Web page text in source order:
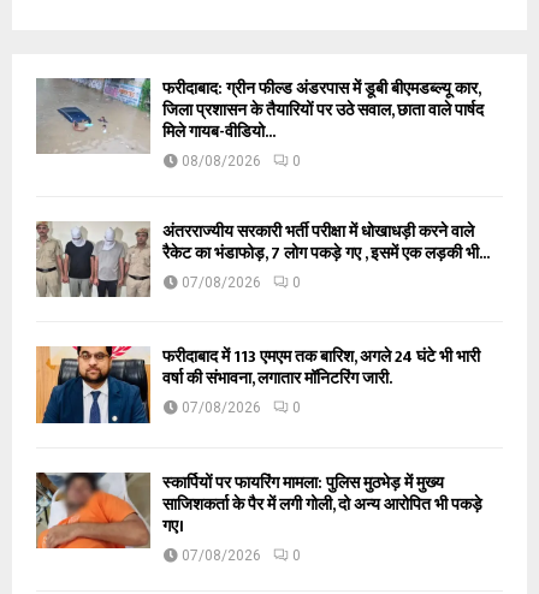
फरीदाबाद: ग्रीन फील्ड अंडरपास में डूबी बीएमडब्ल्यू कार,
जिला प्रशासन के तैयारियों पर उठे सवाल, छाता वाले पार्षद
मिले गायब-वीडियो...
08/08/2026 0
अंतरराज्यीय सरकारी भर्ती परीक्षा में धोखाधड़ी करने वाले
रैकेट का भंडाफोड़, 7 लोग पकड़े गए , इसमें एक लड़की भी...
07/08/2026 0
फरीदाबाद में 113 एमएम तक बारिश, अगले 24 घंटे भी भारी
वर्षा की संभावना, लगातार मॉनिटरिंग जारी.
07/08/2026 0
स्कार्पियों पर फायरिंग मामला: पुलिस मुठभेड़ में मुख्य
साजिशकर्ता के पैर में लगी गोली, दो अन्य आरोपित भी पकड़े
गए।
07/08/2026 0